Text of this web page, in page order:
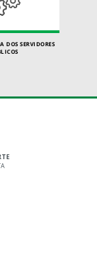
DOS SERVIDORES